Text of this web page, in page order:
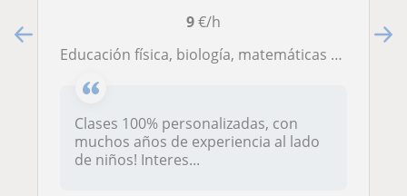
9€/h
Educación física, biología, matemáticas Deportista y profesora vocacional
Clases 100% personalizadas, con
muchos años de experiencia al lado
de niños! Interes...